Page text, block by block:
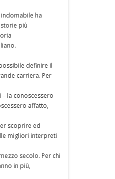
ha
più
definire il
carriera. Per
la conoscessero
affatto,
scoprire ed
migliori interpreti
secolo. Per chi
in più,